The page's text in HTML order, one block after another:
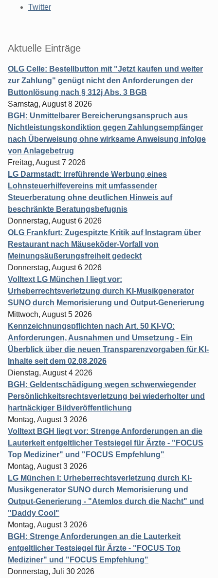
Twitter
Aktuelle Einträge
OLG Celle: Bestellbutton mit "Jetzt kaufen und weiter
zur Zahlung" genügt nicht den Anforderungen der
Buttonlösung nach § 312j Abs. 3 BGB
Samstag, August 8 2026
BGH: Unmittelbarer Bereicherungsanspruch aus
Nichtleistungskondiktion gegen Zahlungsempfänger
nach Überweisung ohne wirksame Anweisung infolge
von Anlagebetrug
Freitag, August 7 2026
LG Darmstadt: Irreführende Werbung eines
Lohnsteuerhilfevereins mit umfassender
Steuerberatung ohne deutlichen Hinweis auf
beschränkte Beratungsbefugnis
Donnerstag, August 6 2026
OLG Frankfurt: Zugespitzte Kritik auf Instagram über
Restaurant nach Mäuseköder-Vorfall von
Meinungsäußerungsfreiheit gedeckt
Donnerstag, August 6 2026
Volltext LG München I liegt vor:
Urheberrechtsverletzung durch KI-Musikgenerator
SUNO durch Memorisierung und Output-Generierung
Mittwoch, August 5 2026
Kennzeichnungspflichten nach Art. 50 KI-VO:
Anforderungen, Ausnahmen und Umsetzung - Ein
Überblick über die neuen Transparenzvorgaben für KI-
Inhalte seit dem 02.08.2026
Dienstag, August 4 2026
BGH: Geldentschädigung wegen schwerwiegender
Persönlichkeitsrechtsverletzung bei wiederholter und
hartnäckiger Bildveröffentlichung
Montag, August 3 2026
Volltext BGH liegt vor: Strenge Anforderungen an die
Lauterkeit entgeltlicher Testsiegel für Ärzte - "FOCUS
Top Mediziner" und "FOCUS Empfehlung"
Montag, August 3 2026
LG München I: Urheberrechtsverletzung durch KI-
Musikgenerator SUNO durch Memorisierung und
Output-Generierung - "Atemlos durch die Nacht" und
"Daddy Cool"
Montag, August 3 2026
BGH: Strenge Anforderungen an die Lauterkeit
entgeltlicher Testsiegel für Ärzte - "FOCUS Top
Mediziner" und "FOCUS Empfehlung"
Donnerstag, Juli 30 2026